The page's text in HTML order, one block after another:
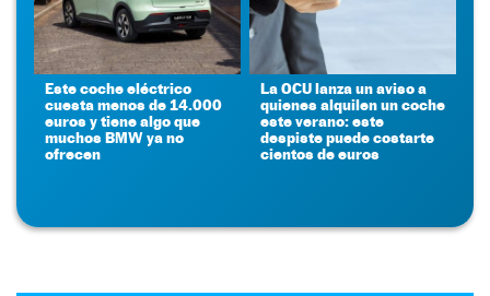
Este coche eléctrico
cuesta menos de 14.000
euros y tiene algo que
muchos BMW ya no
ofrecen
La OCU lanza un aviso a
quienes alquilen un coche
este verano: este
despiste puede costarte
cientos de euros